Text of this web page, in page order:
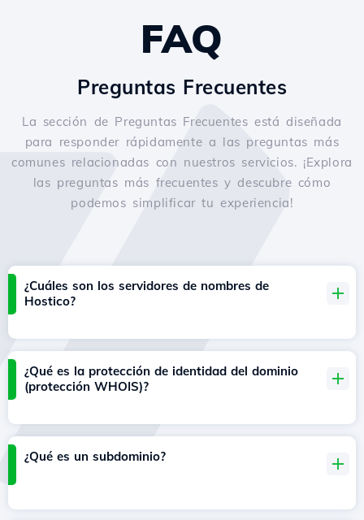
FAQ
Preguntas Frecuentes
La sección de Preguntas Frecuentes está diseñada
para responder rápidamente a las preguntas más
comunes relacionadas con nuestros servicios. ¡Explora
las preguntas más frecuentes y descubre cómo
podemos simplificar tu experiencia!
¿Cuáles son los servidores de nombres de
Hostico?
¿Qué es la protección de identidad del dominio
(protección WHOIS)?
¿Qué es un subdominio?